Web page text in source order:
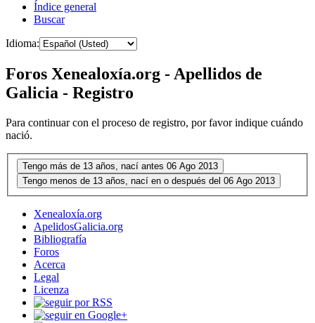
Índice general
Buscar
Idioma:
Foros Xenealoxía.org - Apellidos de
Galicia - Registro
Para continuar con el proceso de registro, por favor indique cuándo
nació.
Xenealoxía.org
ApelidosGalicia.org
Bibliografía
Foros
Acerca
Legal
Licenza